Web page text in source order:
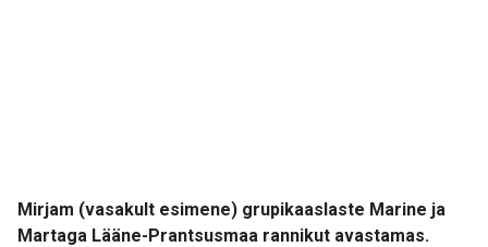
Mirjam (vasakult esimene) grupikaaslaste Marine ja
Martaga Lääne-Prantsusmaa rannikut avastamas.